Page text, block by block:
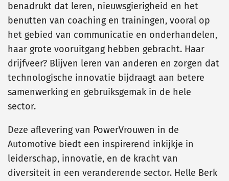
benadrukt dat leren, nieuwsgierigheid en het
benutten van coaching en trainingen, vooral op
het gebied van communicatie en onderhandelen,
haar grote vooruitgang hebben gebracht. Haar
drijfveer? Blijven leren van anderen en zorgen dat
technologische innovatie bijdraagt aan betere
samenwerking en gebruiksgemak in de hele
sector.
Deze aflevering van PowerVrouwen in de
Automotive biedt een inspirerend inkijkje in
leiderschap, innovatie, en de kracht van
diversiteit in een veranderende sector. Helle Berk